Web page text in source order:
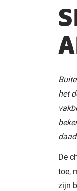
het
De
toe,
zijn